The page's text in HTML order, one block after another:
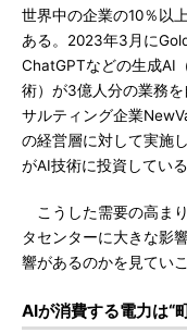
世界中の企業の10％以
ある。2023年3月に
ChatGPTなどの生成AI
術）が3億人分の業務
サルティング企業
の経営層に対して実施
がAI技術に投資してい
こうした需要の高ま
タセンターに大きな影
響があるのかを見ていこ
AIが消費する電力は“